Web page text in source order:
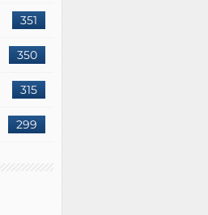
351
350
315
299